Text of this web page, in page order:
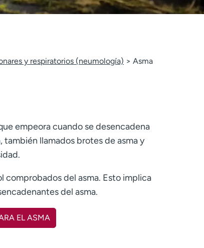
y respiratorios (neumología) Asma
empeora cuando se desencadena
llamados brotes de asma y
comprobados del asma. Esto implica
del asma.
EL ASMA